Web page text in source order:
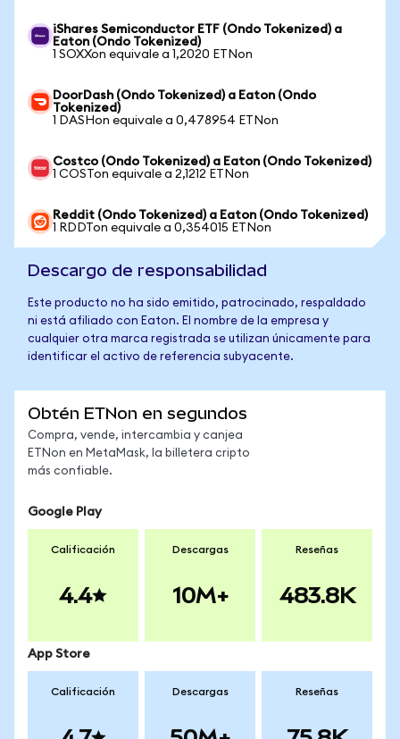
iShares Semiconductor ETF (Ondo Tokenized) a
Eaton (Ondo Tokenized)
1 SOXXon equivale a 1,2020 ETNon
DoorDash (Ondo Tokenized) a Eaton (Ondo
Tokenized)
1 DASHon equivale a 0,478954 ETNon
Costco (Ondo Tokenized) a Eaton (Ondo Tokenized)
1 COSTon equivale a 2,1212 ETNon
Reddit (Ondo Tokenized) a Eaton (Ondo Tokenized)
1 RDDTon equivale a 0,354015 ETNon
Descargo de responsabilidad
Este producto no ha sido emitido, patrocinado, respaldado
ni está afiliado con Eaton. El nombre de la empresa y
cualquier otra marca registrada se utilizan únicamente para
identificar el activo de referencia subyacente.
Obtén ETNon en segundos
Compra, vende, intercambia y canjea
ETNon en MetaMask, la billetera cripto
más confiable.
Google Play
Calificación
4.4
Descargas
10M+
Reseñas
483.8K
App Store
Calificación Descargas Reseñas